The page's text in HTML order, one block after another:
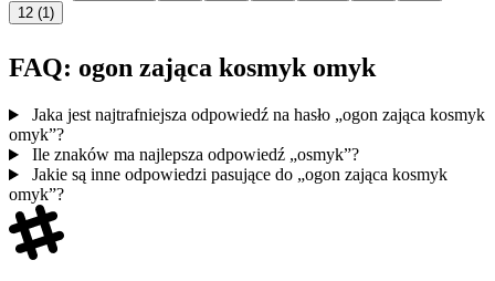
12 (1)
FAQ: ogon zająca kosmyk omyk
Jaka jest najtrafniejsza odpowiedź na hasło „ogon zająca kosmyk
omyk”?
Ile znaków ma najlepsza odpowiedź „osmyk”?
Jakie są inne odpowiedzi pasujące do „ogon zająca kosmyk
omyk”?